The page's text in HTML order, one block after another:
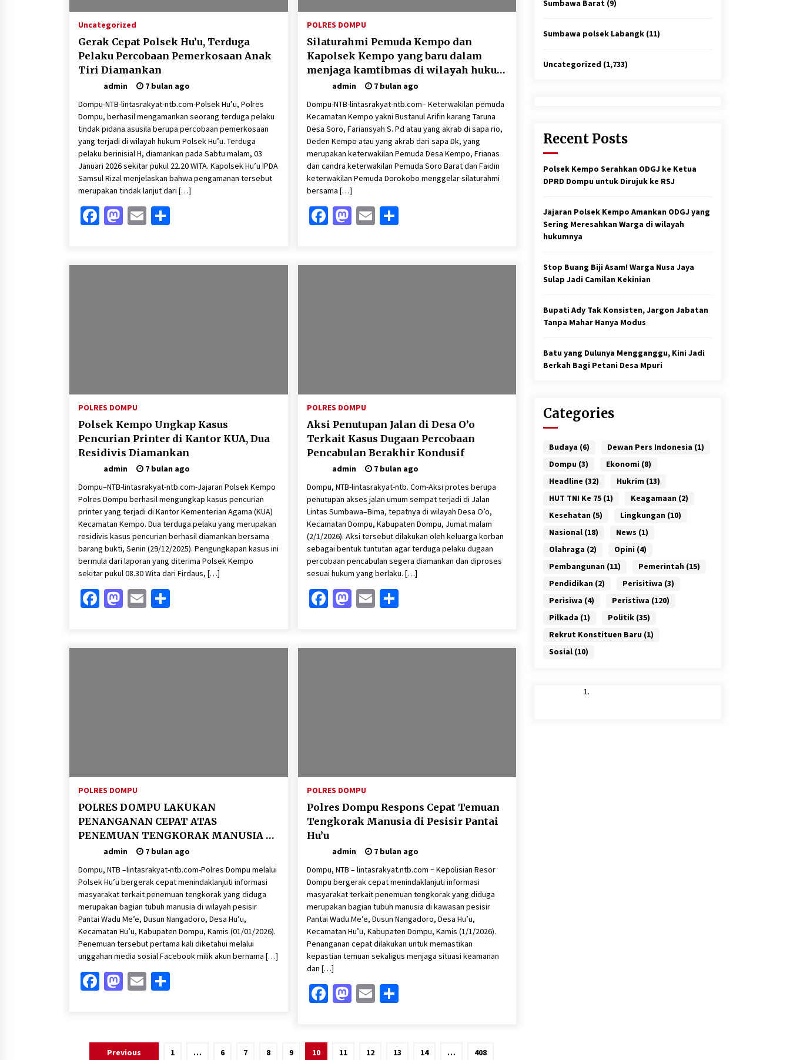
Uncategorized
Gerak Cepat Polsek Hu’u, Terduga
Pelaku Percobaan Pemerkosaan Anak
Tiri Diamankan
admin
7 bulan ago
Dompu-NTB-lintasrakyat-ntb.com-Polsek Hu’u, Polres
Dompu, berhasil mengamankan seorang terduga pelaku
tindak pidana asusila berupa percobaan pemerkosaan
yang terjadi di wilayah hukum Polsek Hu’u. Terduga
pelaku berinisial H, diamankan pada Sabtu malam, 03
Januari 2026 sekitar pukul 22.20 WITA. Kapolsek Hu’u IPDA
Samsul Rizal menjelaskan bahwa pengamanan tersebut
merupakan tindak lanjut dari […]
Facebook
Mastodon
Email
POLRES DOMPU
Silaturahmi Pemuda Kempo dan
Kapolsek Kempo yang baru dalam
menjaga kamtibmas di wilayah hukum
Polsek kempo
admin
7 bulan ago
Dompu-NTB-lintasrakyat-ntb.com– Keterwakilan pemuda
Kecamatan Kempo yakni Bustanul Arifin karang Taruna
Desa Soro, Fariansyah S. Pd atau yang akrab di sapa rio,
Deden Kempo atau yang akrab dari sapa Dk, yang
merupakan keterwakilan Pemuda Desa Kempo, Frianas
dan candra keterwakilan Pemuda Soro Barat dan Faidin
keterwakilan Pemuda Dorokobo menggelar silaturahmi
bersama […]
Facebook
Mastodon
EmailShare
POLRES DOMPU
Polsek Kempo Ungkap Kasus
Pencurian Printer di Kantor KUA, Dua
Residivis Diamankan
admin
7 bulan ago
Dompu–NTB-lintasrakyat-ntb.com-Jajaran Polsek Kempo
Polres Dompu berhasil mengungkap kasus pencurian
printer yang terjadi di Kantor Kementerian Agama (KUA)
Kecamatan Kempo. Dua terduga pelaku yang merupakan
residivis kasus pencurian berhasil diamankan bersama
barang bukti, Senin (29/12/2025). Pengungkapan kasus ini
bermula dari laporan yang diterima Polsek Kempo
sekitar pukul 08.30 Wita dari Firdaus, […]
Facebook
Mastodon
Email
POLRES DOMPU
Aksi Penutupan Jalan di Desa O’o
Terkait Kasus Dugaan Percobaan
Pencabulan Berakhir Kondusif
admin
7 bulan ago
Dompu, NTB-lintasrakyat-ntb. Com-Aksi protes berupa
penutupan akses jalan umum sempat terjadi di Jalan
Lintas Sumbawa–Bima, tepatnya di wilayah Desa O’o,
Kecamatan Dompu, Kabupaten Dompu, Jumat malam
(2/1/2026). Aksi tersebut dilakukan oleh keluarga korban
sebagai bentuk tuntutan agar terduga pelaku dugaan
percobaan pencabulan segera diamankan dan diproses
sesuai hukum yang berlaku. […]
Facebook
Mastodon
EmailShare
POLRES DOMPU
POLRES DOMPU LAKUKAN
PENANGANAN CEPAT ATAS
PENEMUAN TENGKORAK MANUSIA DI
PESISIR PANTAI HU’U
admin
7 bulan ago
Dompu, NTB –lintasrakyat-ntb.com-Polres Dompu melalui
Polsek Hu’u bergerak cepat menindaklanjuti informasi
masyarakat terkait penemuan tengkorak yang diduga
merupakan bagian tubuh manusia di wilayah pesisir
Pantai Wadu Me’e, Dusun Nangadoro, Desa Hu’u,
Kecamatan Hu’u, Kabupaten Dompu, Kamis (01/01/2026).
Penemuan tersebut pertama kali diketahui melalui
unggahan media sosial Facebook milik akun bernama […]
Facebook
Mastodon
Email
POLRES DOMPU
Polres Dompu Respons Cepat Temuan
Tengkorak Manusia di Pesisir Pantai
Hu’u
admin
7 bulan ago
Dompu, NTB – lintasrakyat.ntb.com ~ Kepolisian Resor
Dompu bergerak cepat menindaklanjuti informasi
masyarakat terkait penemuan tengkorak yang diduga
merupakan bagian tubuh manusia di kawasan pesisir
Pantai Wadu Me’e, Dusun Nangadoro, Desa Hu’u,
Kecamatan Hu’u, Kabupaten Dompu, Kamis (1/1/2026).
Penanganan cepat dilakukan untuk memastikan
kepastian temuan sekaligus menjaga situasi keamanan
dan […]
Facebook
Mastodon
EmailShare
PaginasiPrevious 1 … 6 7 8 9 10 11 12 13 14 … 408
Sumbawa Barat (9)
Sumbawa polsek Labangk (11)
Uncategorized (1,733)
Recent Posts
Polsek Kempo Serahkan ODGJ ke Ketua
DPRD Dompu untuk Dirujuk ke RSJ
Jajaran Polsek Kempo Amankan ODGJ yang
Sering Meresahkan Warga di wilayah
hukumnya
Stop Buang Biji Asam! Warga Nusa Jaya
Sulap Jadi Camilan Kekinian
Bupati Ady Tak Konsisten, Jargon Jabatan
Tanpa Mahar Hanya Modus
Batu yang Dulunya Mengganggu, Kini Jadi
Berkah Bagi Petani Desa Mpuri
Categories
Budaya (6) Dewan Pers Indonesia (1)
Dompu (3) Ekonomi (8)
Headline (32) Hukrim (13)
HUT TNI Ke 75 (1) Keagamaan (2)
Kesehatan (5) Lingkungan (10)
Nasional (18) News (1)
Olahraga (2) Opini (4)
Pembangunan (11) Pemerintah (15)
Pendidikan (2) Perisitiwa (3)
Perisiwa (4) Peristiwa (120)
Pilkada (1) Politik (35)
Rekrut Konstituen Baru (1)
Sosial (10)